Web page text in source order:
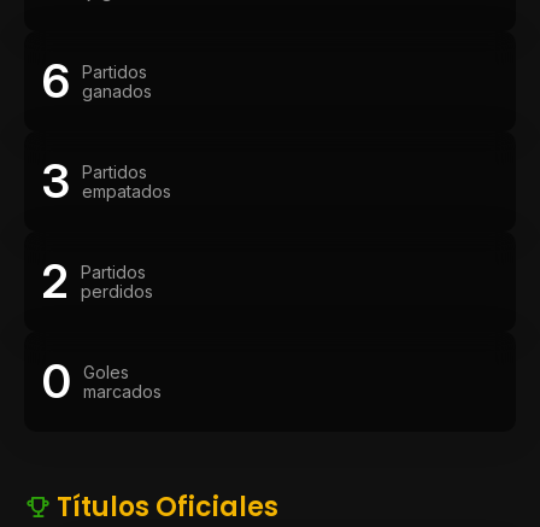
6
Partidos
ganados
3
Partidos
empatados
2
Partidos
perdidos
0
Goles
marcados
Títulos Oficiales